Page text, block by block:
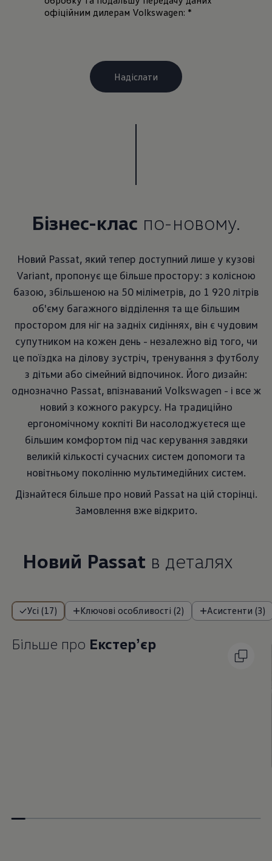
Бізнес-клас по-новому.
Новий Passat, який тепер доступний лише у кузові
Variant, пропонує ще більше простору: з колісною
базою, збільшеною на 50 міліметрів, до 1 920 літрів
об'єму багажного відділення та ще більшим
простором для ніг на задніх сидіннях, він є чудовим
супутником на кожен день - незалежно від того, чи
це поїздка на ділову зустріч, тренування з футболу
з дітьми або сімейний відпочинок. Його дизайн:
однозначно Passat, впізнаваний Volkswagen - і все ж
новий з кожного ракурсу. На традиційно
ергономічному кокпіті Ви насолоджуєтеся ще
більшим комфортом під час керування завдяки
великій кількості сучасних систем допомоги та
новітньому поколінню мультимедійних систем.
Дізнайтеся більше про новий Passat на цій сторінці.
Замовлення вже відкрито.
Новий Passat в деталях
Усі (17) Ключові особливості (2) Асистенти (3)
Більше про Екстерʼєр